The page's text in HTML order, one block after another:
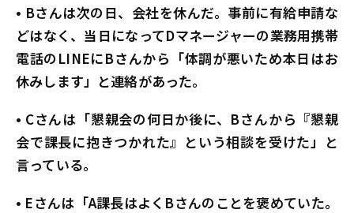
• Bさんは次の日、会社を休んだ。事前に有給申請な
どはなく、当日になってDマネージャーの業務用携帯
電話のLINEにBさんから「体調が悪いため本日はお
休みします」と連絡があった。
• Cさんは「懇親会の何日か後に、Bさんから『懇親
会で課長に抱きつかれた』という相談を受けた」と
言っている。
• Eさんは「A課長はよくBさんのことを褒めていた。